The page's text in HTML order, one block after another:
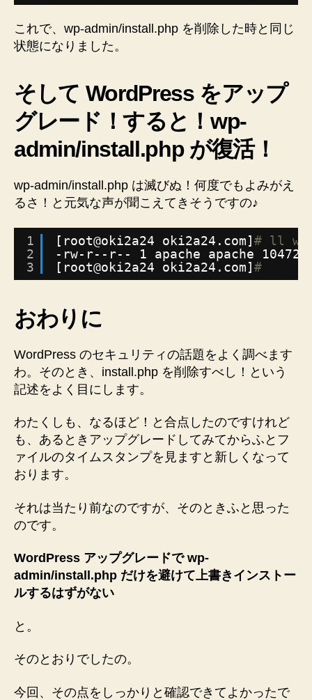
これで、wp-admin/install.php を削除した時と同じ
状態になりました。
そして WordPress をアップ
グレード！すると！wp-
admin/install.php が復活！
wp-admin/install.php は滅びぬ！何度でもよみがえ
るさ！と元気な声が聞こえてきそうですの♪
1
2
3
[root@oki2a24 oki2a24.com]# ll
-rw-r--r-- 1 apache apache 10472
[root@oki2a24 oki2a24.com]#
おわりに
WordPress のセキュリティの話題をよく調べます
わ。そのとき、install.php を削除すべし！という
記述をよく目にします。
わたくしも、なるほど！と合点したのですけれど
も、あるときアップグレードしてみてからふとフ
ァイルのタイムスタンプを見ますと新しくなって
おります。
それは当たり前なのですが、そのときふと思った
のです。
WordPress アップグレードで wp-
admin/install.php だけを避けて上書きインストー
ルするはずがない
と。
そのとおりでしたの。
今回、その点をしっかりと確認できてよかったで